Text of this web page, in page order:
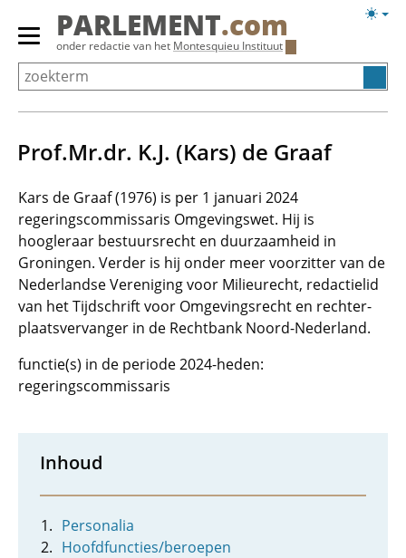
Overslaan
Primair
menu
tonen/verbergen
PARLEMENT.com
onder redactie van het Montesquieu Instituut
Prof.Mr.dr. K.J. (Kars) de Graaf
Kars de Graaf (1976) is per 1 januari 2024
regeringscommissaris Omgevingswet. Hij is
hoogleraar bestuursrecht en duurzaamheid in
Groningen. Verder is hij onder meer voorzitter van de
Nederlandse Vereniging voor Milieurecht, redactielid
van het Tijdschrift voor Omgevingsrecht en rechter-
plaatsvervanger in de Rechtbank Noord-Nederland.
functie(s) in de periode 2024-heden:
regeringscommissaris
Inhoud
Personalia
Hoofdfuncties/beroepen